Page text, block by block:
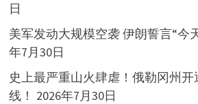
日
美军发动大规模空袭 伊朗誓言“今
年7月30日
史上最严重山火肆虐！俄勒冈州开
线！ 2026年7月30日